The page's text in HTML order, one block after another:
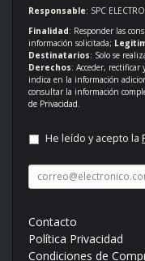
Responsable: SPC
Finalidad: Responder las
información solicitada;
Destinatarios: Solo se
Derechos: Acceder, rectificar
indica en la información
consultar la información
de Privacidad
He leído y acepto la
Contacto
Política Privacidad
Condiciones de